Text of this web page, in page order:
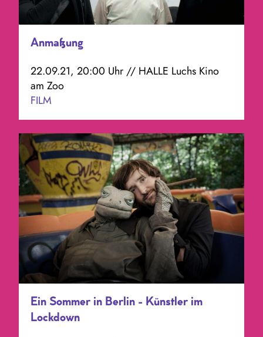
Anmaßung
22.09.21, 20:00 Uhr // HALLE Luchs Kino
am Zoo
FILM
Ein Sommer in Berlin - Künstler im
Lockdown